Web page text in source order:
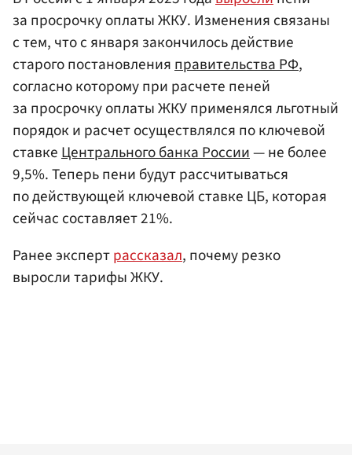
за просрочку оплаты ЖКУ. Изменения связаны
с тем, что с января закончилось действие
старого постановленияправительства РФ,
согласно которому при расчете пеней
за просрочку оплаты ЖКУ применялся льготный
порядок и расчет осуществлялся по ключевой
ставкеЦентрального банка России— не более
9,5%. Теперь пени будут рассчитываться
по действующей ключевой ставке ЦБ, которая
сейчас составляет 21%.
Ранее экспертрассказал, почему резко
выросли тарифы ЖКУ.